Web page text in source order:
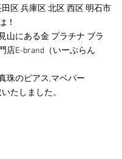
区 兵庫区 北区 西区 明石市
！
山にある金 プラチナ ブラ
店E-brand（いーぶらん
珠のピアス,マベパー
たしました。